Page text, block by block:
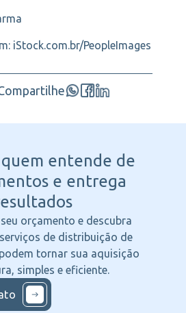
iStock.com.br/PeopleImages
quem entende de
e entrega
orçamento e descubra
de distribuição de
tornar sua aquisição
simples e eficiente.